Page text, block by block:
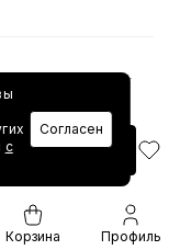
с
Согласен
Корзина Профиль